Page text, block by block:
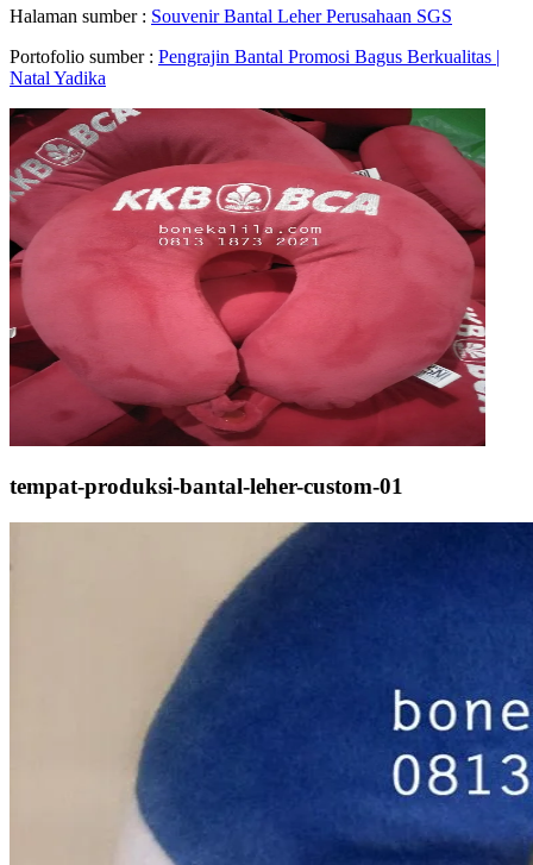
Halaman sumber : Souvenir Bantal Leher Perusahaan SGS
Portofolio sumber : Pengrajin Bantal Promosi Bagus Berkualitas |
Natal Yadika
tempat-produksi-bantal-leher-custom-01